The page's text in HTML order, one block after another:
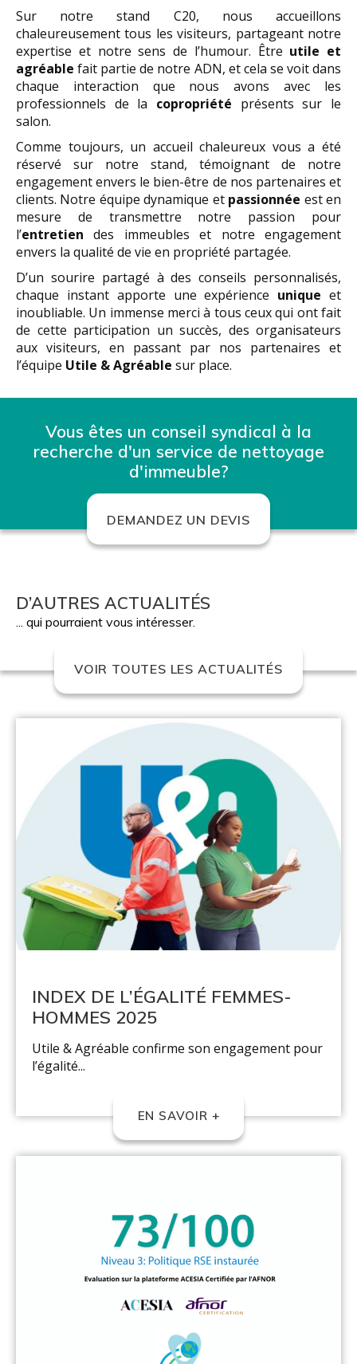
Sur notre stand C20, nous accueillons
chaleureusement tous les visiteurs, partageant notre
expertise et notre sens de l’humour. Être utile et
agréable fait partie de notre ADN, et cela se voit dans
chaque interaction que nous avons avec les
professionnels de la copropriété présents sur le
salon.
Comme toujours, un accueil chaleureux vous a été
réservé sur notre stand, témoignant de notre
engagement envers le bien-être de nos partenaires et
clients. Notre équipe dynamique et passionnée est en
mesure de transmettre notre passion pour
l’entretien des immeubles et notre engagement
envers la qualité de vie en propriété partagée.
D’un sourire partagé à des conseils personnalisés,
chaque instant apporte une expérience unique et
inoubliable. Un immense merci à tous ceux qui ont fait
de cette participation un succès, des organisateurs
aux visiteurs, en passant par nos partenaires et
l’équipe Utile & Agréable sur place.
Vous êtes un conseil syndical à la
recherche d'un service de nettoyage
d'immeuble?
DEMANDEZ UN DEVIS
D’AUTRES ACTUALITÉS
... qui pourraient vous intéresser.
VOIR TOUTES LES ACTUALITÉS
INDEX DE L’ÉGALITÉ FEMMES-
HOMMES 2025
Utile & Agréable confirme son engagement pour
l’égalité...
EN SAVOIR +